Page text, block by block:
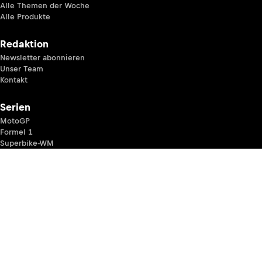
Alle Themen der Woche
Alle Produkte
Redaktion
Newsletter abonnieren
Unser Team
Kontakt
Serien
MotoGP
Formel 1
Superbike-WM